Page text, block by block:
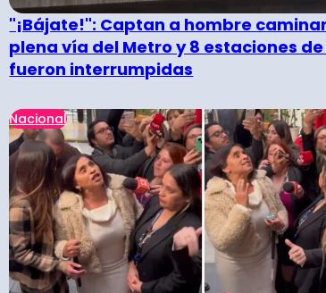
"¡Bájate!": Captan a hombre
plena vía del Metro y 8 estaciones
fueron interrumpidas
Nacional